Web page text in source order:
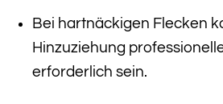
Bei hartnäckigen Flecken
Hinzuziehung
erforderlich sein.